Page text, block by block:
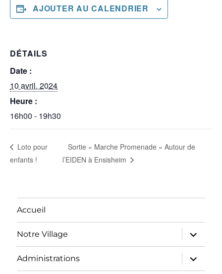
AJOUTER AU CALENDRIER
DÉTAILS
Date :
10 avril, 2024
Heure :
16h00 - 19h30
Loto pour
enfants !
Sortie « Marche Promenade » Autour de
l’EIDEN à Ensisheim
Accueil
Notre Village
ouvrir
le
sous-
menu
Administrations
ouvrir
le
sous-